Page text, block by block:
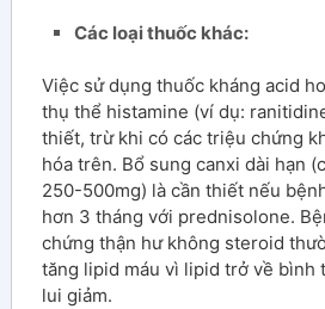
Các loại thuốc khác:
Việc sử dụng thuốc kháng acid
thụ thể histamine (ví dụ:
thiết, trừ khi có các triệu chứng
hóa trên. Bổ sung canxi dài hạn
250-500mg) là cần thiết nếu
hơn 3 tháng với prednisolone.
chứng thận hư không steroid
tăng lipid máu vì lipid trở về bình
lui giảm.